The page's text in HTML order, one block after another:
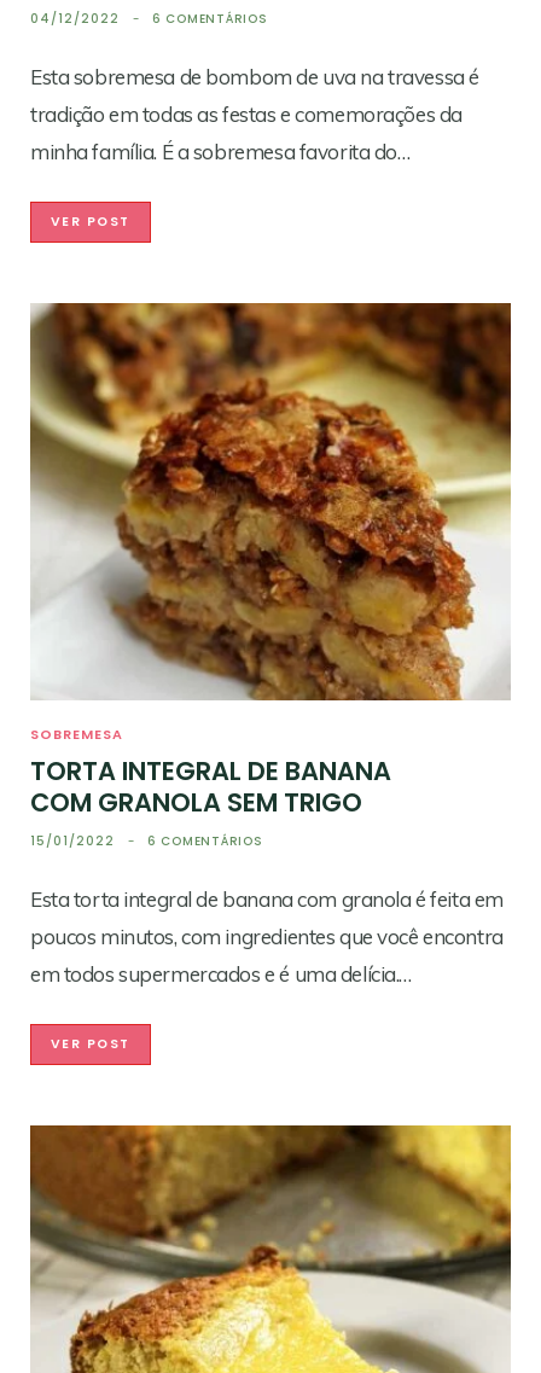
04/12/2022 6 COMENTÁRIOS
Esta sobremesa de bombom de uva na travessa é
tradição em todas as festas e comemorações da
minha família. É a sobremesa favorita do…
VER POST
SOBREMESA
TORTA INTEGRAL DE BANANA
COM GRANOLA SEM TRIGO
15/01/2022 6 COMENTÁRIOS
Esta torta integral de banana com granola é feita em
poucos minutos, com ingredientes que você encontra
em todos supermercados e é uma delícia.…
VER POST